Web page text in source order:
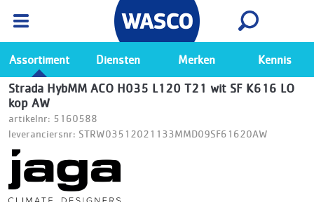
Ga naar de Wasco app
Bekijk
Assortiment Diensten Merken Kennis
Strada HybMM ACO H035 L120 T21 wit SF K616 LO
kop AW
artikelnr: 5160588
leveranciersnr: STRW03512021133MMD09SF61620AW